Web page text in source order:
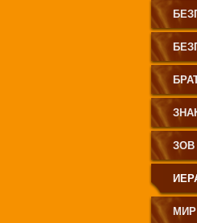
ЗОВ